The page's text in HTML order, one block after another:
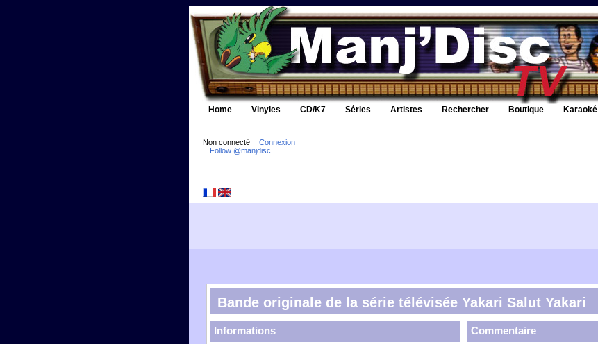
Home Vinyles CD/K7 Séries Artistes Rechercher Boutique Karaoké
Non connecté
Connexion
Follow @manjdisc
Bande originale de la série télévisée Yakari Salut Yakari
Informations Commentaire